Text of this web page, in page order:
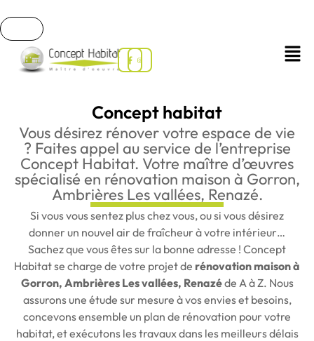
Concept habitat
Vous désirez rénover votre espace de vie
? Faites appel au service de l’entreprise
Concept Habitat. Votre maître d’œuvres
spécialisé en rénovation maison à Gorron,
Ambrières Les vallées, Renazé.
Si vous vous sentez plus chez vous, ou si vous désirez
donner un nouvel air de fraîcheur à votre intérieur…
Sachez que vous êtes sur la bonne adresse ! Concept
Habitat se charge de votre projet de rénovation maison à
Gorron, Ambrières Les vallées, Renazéde A à Z. Nous
assurons une étude sur mesure à vos envies et besoins,
concevons ensemble un plan de rénovation pour votre
habitat, et exécutons les travaux dans les meilleurs délais